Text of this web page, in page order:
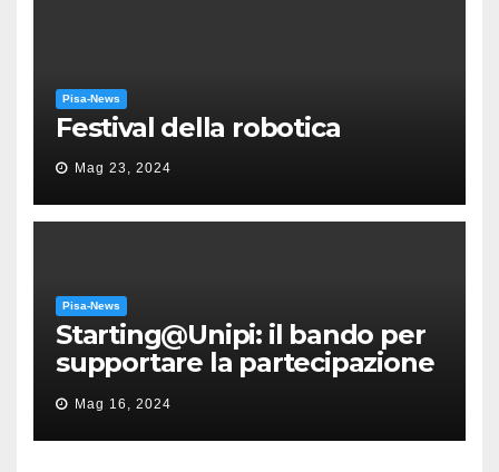
Pisa-News
Festival della robotica
Mag 23, 2024
Pisa-News
Starting@Unipi: il bando per
supportare la partecipazione
all’ERC Starting Grant
Mag 16, 2024